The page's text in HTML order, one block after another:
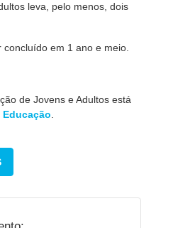
leva, pelo menos, dois
em 1 ano e meio.
de Jovens e Adultos está